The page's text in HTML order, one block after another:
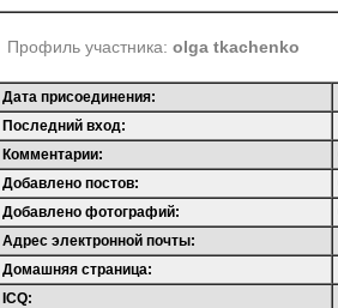
Профиль участника: olga tkachenko
Дата присоединения:
Последний вход:
Комментарии:
Добавлено постов:
Добавлено фотографий:
Адрес электронной почты:
Домашняя страница:
ICQ: